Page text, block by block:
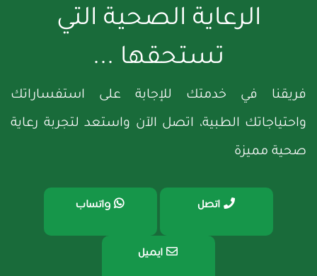
الرعاية الصحية التي
تستحقها ...
فريقنا في خدمتك للإجابة على استفساراتك
واحتياجاتك الطبية، اتصل الآن واستعد لتجربة رعاية
صحية مميزة
اتصل واتساب
ايميل